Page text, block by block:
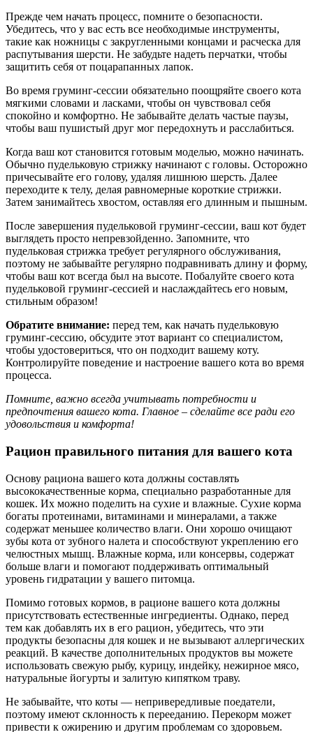
Прежде чем начать процесс, помните о безопасности.
Убедитесь, что у вас есть все необходимые инструменты,
такие как ножницы с закругленными концами и расческа для
распутывания шерсти. Не забудьте надеть перчатки, чтобы
защитить себя от поцарапанных лапок.
Во время груминг-сессии обязательно поощряйте своего кота
мягкими словами и ласками, чтобы он чувствовал себя
спокойно и комфортно. Не забывайте делать частые паузы,
чтобы ваш пушистый друг мог передохнуть и расслабиться.
Когда ваш кот становится готовым моделью, можно начинать.
Обычно пудельковую стрижку начинают с головы. Осторожно
причесывайте его голову, удаляя лишнюю шерсть. Далее
переходите к телу, делая равномерные короткие стрижки.
Затем занимайтесь хвостом, оставляя его длинным и пышным.
После завершения пудельковой груминг-сессии, ваш кот будет
выглядеть просто непревзойденно. Запомните, что
пудельковая стрижка требует регулярного обслуживания,
поэтому не забывайте регулярно подравнивать длину и форму,
чтобы ваш кот всегда был на высоте. Побалуйте своего кота
пудельковой груминг-сессией и наслаждайтесь его новым,
стильным образом!
Обратите внимание: перед тем, как начать пудельковую
груминг-сессию, обсудите этот вариант со специалистом,
чтобы удостовериться, что он подходит вашему коту.
Контролируйте поведение и настроение вашего кота во время
процесса.
Помните, важно всегда учитывать потребности и
предпочтения вашего кота. Главное – сделайте все ради его
удовольствия и комфорта!
Рацион правильного питания для вашего кота
Основу рациона вашего кота должны составлять
высококачественные корма, специально разработанные для
кошек. Их можно поделить на сухие и влажные. Сухие корма
богаты протеинами, витаминами и минералами, а также
содержат меньшее количество влаги. Они хорошо очищают
зубы кота от зубного налета и способствуют укреплению его
челюстных мышц. Влажные корма, или консервы, содержат
больше влаги и помогают поддерживать оптимальный
уровень гидратации у вашего питомца.
Помимо готовых кормов, в рационе вашего кота должны
присутствовать естественные ингредиенты. Однако, перед
тем как добавлять их в его рацион, убедитесь, что эти
продукты безопасны для кошек и не вызывают аллергических
реакций. В качестве дополнительных продуктов вы можете
использовать свежую рыбу, курицу, индейку, нежирное мясо,
натуральные йогурты и залитую кипятком траву.
Не забывайте, что коты — непривередливые поедатели,
поэтому имеют склонность к перееданию. Перекорм может
привести к ожирению и другим проблемам со здоровьем.